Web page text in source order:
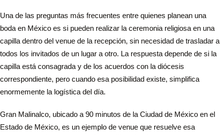
Una de las preguntas más frecuentes entre quienes planean una
boda en México es si pueden realizar la ceremonia religiosa en una
capilla dentro del venue de la recepción, sin necesidad de trasladar a
todos los invitados de un lugar a otro. La respuesta depende de si la
capilla está consagrada y de los acuerdos con la diócesis
correspondiente, pero cuando esa posibilidad existe, simplifica
enormemente la logística del día.
Gran Malinalco, ubicado a 90 minutos de la Ciudad de México en el
Estado de México, es un ejemplo de venue que resuelve esa